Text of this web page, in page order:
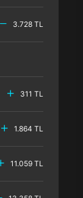
3.728 TL
311 TL
1.864 TL
11.059 TL